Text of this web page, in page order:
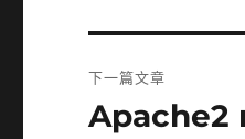
篇
文
下一篇文章
下
Apache2